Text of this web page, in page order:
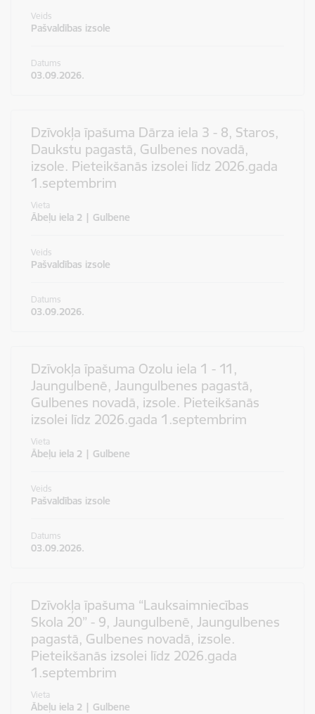
Veids
Pašvaldības izsole
Datums
03.09.2026.
Dzīvokļa īpašuma Dārza iela 3 - 8, Staros,
Daukstu pagastā, Gulbenes novadā,
izsole. Pieteikšanās izsolei līdz 2026.gada
1.septembrim
Vieta
Ābeļu iela 2 | Gulbene
Veids
Pašvaldības izsole
Datums
03.09.2026.
Dzīvokļa īpašuma Ozolu iela 1 - 11,
Jaungulbenē, Jaungulbenes pagastā,
Gulbenes novadā, izsole. Pieteikšanās
izsolei līdz 2026.gada 1.septembrim
Vieta
Ābeļu iela 2 | Gulbene
Veids
Pašvaldības izsole
Datums
03.09.2026.
Dzīvokļa īpašuma “Lauksaimniecības
Skola 20” - 9, Jaungulbenē, Jaungulbenes
pagastā, Gulbenes novadā, izsole.
Pieteikšanās izsolei līdz 2026.gada
1.septembrim
Vieta
Ābeļu iela 2 | Gulbene